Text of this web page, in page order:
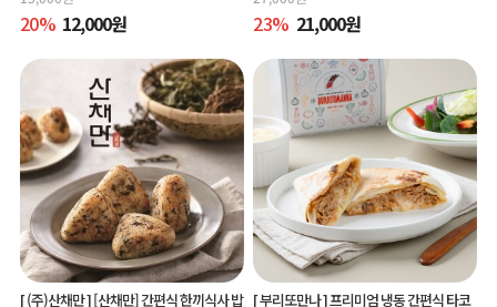
20% 12,000원 23% 21,000원
[ (주)산채만 ][산채만] 간편식 한끼식사 밥 [ 부리또만나 ]프리미엄 냉동 간편식 타코